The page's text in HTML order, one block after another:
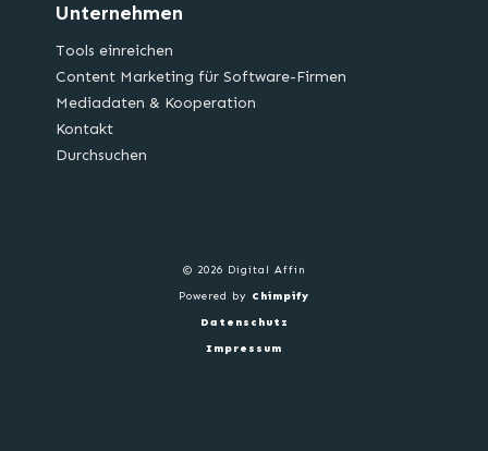
Unternehmen
Tools einreichen
Content Marketing für Software-Firmen
Mediadaten & Kooperation
Kontakt
Durchsuchen
© 2026 Digital Affin
Powered by Chimpify
Datenschutz
Impressum